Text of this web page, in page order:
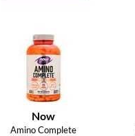
Now
Amino Complete